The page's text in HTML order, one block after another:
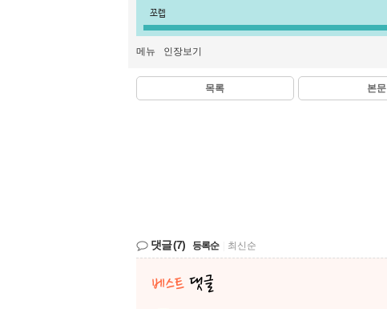
쪼렙
메뉴 인장보기
목록 본문
댓글(7) 등록순 최신순